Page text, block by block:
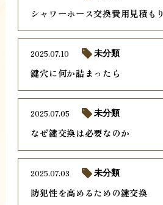
シャワーホース交換費用見積もり
鍵穴に何か詰まったら
2025.07.10 未分類
なぜ鍵交換は必要なのか
2025.07.05 未分類
防犯性を高めるための鍵交換
2025.07.03 未分類